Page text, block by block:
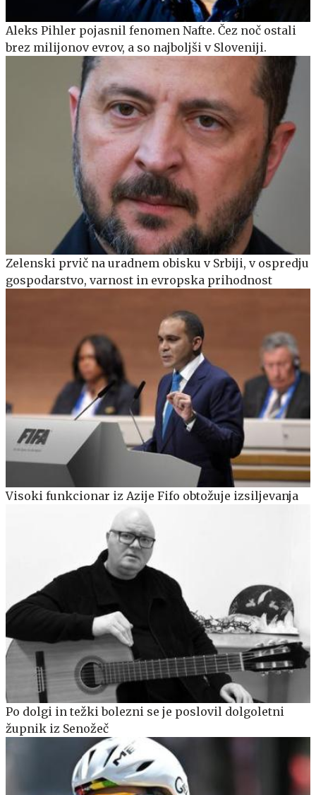
Aleks Pihler pojasnil fenomen Nafte. Čez noč ostali
brez milijonov evrov, a so najboljši v Sloveniji.
Zelenski prvič na uradnem obisku v Srbiji, v ospredju
gospodarstvo, varnost in evropska prihodnost
Visoki funkcionar iz Azije Fifo obtožuje izsiljevanja
Po dolgi in težki bolezni se je poslovil dolgoletni
župnik iz Senožeč